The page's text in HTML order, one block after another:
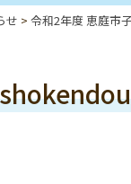
せ > 令和2年度 恵庭市